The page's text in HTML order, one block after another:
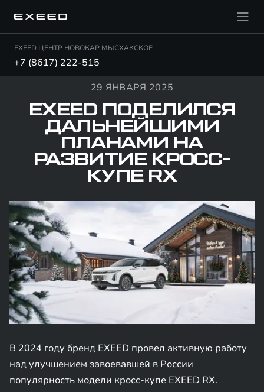
EXEED ЦЕНТР НОВОКАР МЫСХАКСКОЕ
+7 (8617) 222-515
29 ЯНВАРЯ 2025
EXEED ПОДЕЛИЛСЯ
ДАЛЬНЕЙШИМИ
ПЛАНАМИ НА
РАЗВИТИЕ КРОСС-
КУПЕ RX
В 2024 году бренд EXEED провел активную работу
над улучшением завоевавшей в России
популярность модели кросс-купе EXEED RX.